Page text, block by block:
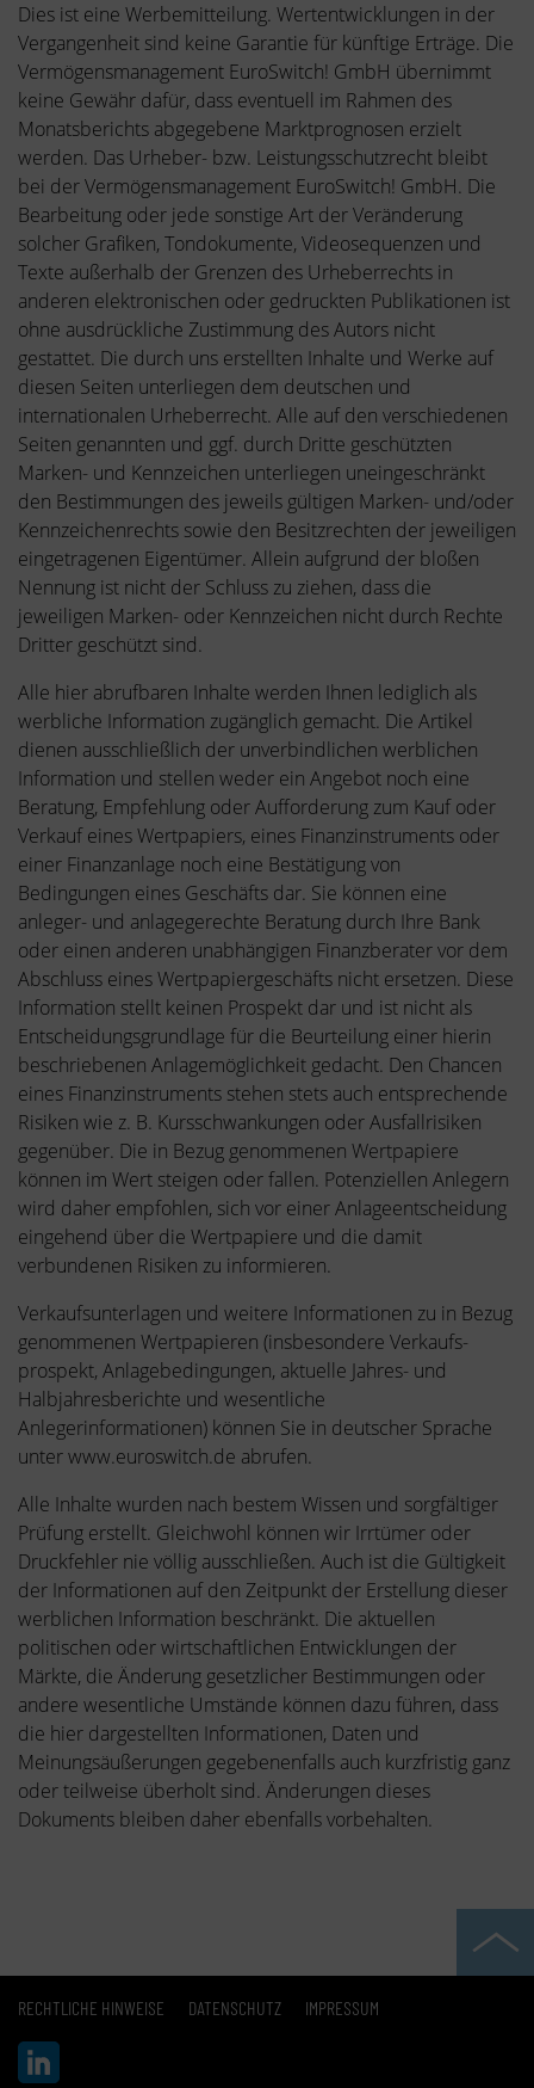
Dies ist eine Werbemitteilung. Wertentwicklungen in der
Vergangenheit sind keine Garantie für künftige Erträge. Die
Vermögensmanagement EuroSwitch! GmbH übernimmt
keine Gewähr dafür, dass eventuell im Rahmen des
Monatsberichts abgegebene Marktprognosen erzielt
werden. Das Urheber- bzw. Leistungsschutzrecht bleibt
bei der Vermögensmanagement EuroSwitch! GmbH. Die
Bearbeitung oder jede sonstige Art der Veränderung
solcher Grafiken, Tondokumente, Videosequenzen und
Texte außerhalb der Grenzen des Urheberrechts in
anderen elektronischen oder gedruckten Publikationen ist
ohne ausdrückliche Zustimmung des Autors nicht
gestattet. Die durch uns erstellten Inhalte und Werke auf
diesen Seiten unterliegen dem deutschen und
internationalen Urheberrecht. Alle auf den verschiedenen
Seiten genannten und ggf. durch Dritte geschützten
Marken- und Kennzeichen unterliegen uneingeschränkt
den Bestimmungen des jeweils gültigen Marken- und/oder
Kennzeichenrechts sowie den Besitzrechten der jeweiligen
eingetragenen Eigentümer. Allein aufgrund der bloßen
Nennung ist nicht der Schluss zu ziehen, dass die
jeweiligen Marken- oder Kennzeichen nicht durch Rechte
Dritter geschützt sind.
Alle hier abrufbaren Inhalte werden Ihnen lediglich als
werbliche Information zugänglich gemacht. Die Artikel
dienen ausschließlich der unverbindlichen werblichen
Information und stellen weder ein Angebot noch eine
Beratung, Empfehlung oder Aufforderung zum Kauf oder
Verkauf eines Wertpapiers, eines Finanzinstruments oder
einer Finanzanlage noch eine Bestätigung von
Bedingungen eines Geschäfts dar. Sie können eine
anleger- und anlagegerechte Beratung durch Ihre Bank
oder einen anderen unabhängigen Finanzberater vor dem
Abschluss eines Wertpapiergeschäfts nicht ersetzen. Diese
Information stellt keinen Prospekt dar und ist nicht als
Entscheidungsgrundlage für die Beurteilung einer hierin
beschriebenen Anlagemöglichkeit gedacht. Den Chancen
eines Finanzinstruments stehen stets auch entsprechende
Risiken wie z. B. Kursschwankungen oder Ausfallrisiken
gegenüber. Die in Bezug genommenen Wertpapiere
können im Wert steigen oder fallen. Potenziellen Anlegern
wird daher empfohlen, sich vor einer Anlageentscheidung
eingehend über die Wertpapiere und die damit
verbundenen Risiken zu informieren.
Verkaufsunterlagen und weitere Informationen zu in Bezug
genommenen Wertpapieren (insbesondere Verkaufs-
prospekt, Anlagebedingungen, aktuelle Jahres- und
Halbjahresberichte und wesentliche
Anlegerinformationen) können Sie in deutscher Sprache
unter www.euroswitch.de abrufen.
Alle Inhalte wurden nach bestem Wissen und sorgfältiger
Prüfung erstellt. Gleichwohl können wir Irrtümer oder
Druckfehler nie völlig ausschließen. Auch ist die Gültigkeit
der Informationen auf den Zeitpunkt der Erstellung dieser
werblichen Information beschränkt. Die aktuellen
politischen oder wirtschaftlichen Entwicklungen der
Märkte, die Änderung gesetzlicher Bestimmungen oder
andere wesentliche Umstände können dazu führen, dass
die hier dargestellten Informationen, Daten und
Meinungsäußerungen gegebenenfalls auch kurzfristig ganz
oder teilweise überholt sind. Änderungen dieses
Dokuments bleiben daher ebenfalls vorbehalten.
RECHTLICHE HINWEISE DATENSCHUTZ IMPRESSUM